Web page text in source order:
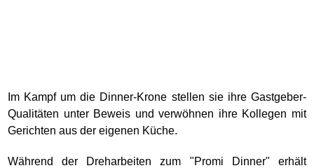
Im Kampf um die Dinner-Krone stellen sie ihre Gastgeber-
Qualitäten unter Beweis und verwöhnen ihre Kollegen mit
Gerichten aus der eigenen Küche.
Während der Dreharbeiten zum "Promi Dinner" erhält